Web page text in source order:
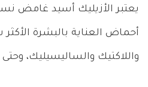
يعتبر الأزيليك أسيد غامض
أحماض العناية بالبشرة
واللاكتيك والساليسيليك، وحتى